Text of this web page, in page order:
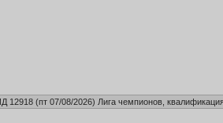
12918 (пт 07/08/2026) Лига чемпионов,